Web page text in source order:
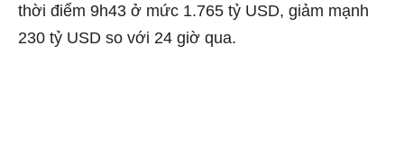
thời điểm 9h43 ở mức 1.765 tỷ USD, giảm mạnh
230 tỷ USD so với 24 giờ qua.